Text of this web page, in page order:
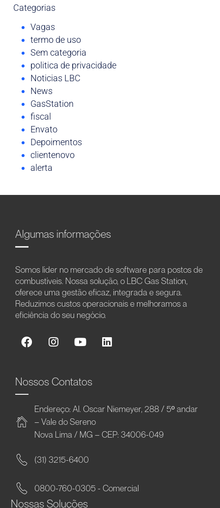
Categorias
Vagas
termo de uso
Sem categoria
politica de privacidade
Noticias LBC
News
GasStation
fiscal
Envato
Depoimentos
clientenovo
alerta
Algumas informações
Somos líder no mercado de software para postos de
combustíveis. Nossa solução, o LBC Gas Station,
oferece uma gestão eficaz, integrada e segura.
Reduzimos custos operacionais e melhoramos a
eficiência do seu negócio.
Nossos Contatos
Endereço: Al. Oscar Niemeyer, 288 / 5º andar
– Vale do Sereno
Nova Lima / MG – CEP: 34006-049
(31) 3215-6400
0800-760-0305 - Comercial
Nossas Soluções